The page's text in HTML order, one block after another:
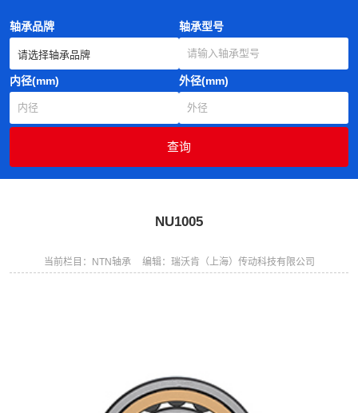
轴承品牌 轴承型号
内径(mm) 外径(mm)
NU1005
当前栏目：NTN轴承 编辑：瑞沃肯（上海）传动科技有限公司